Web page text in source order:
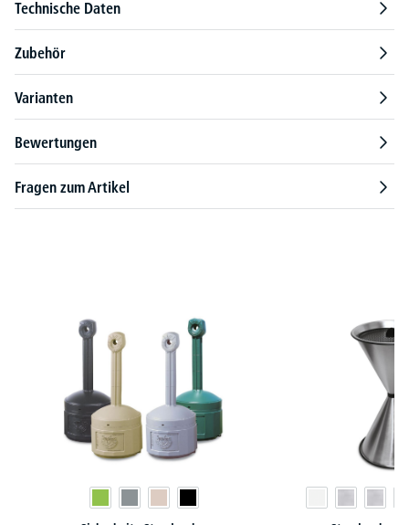
Technische Daten
Zubehör
Varianten
Bewertungen
Fragen zum Artikel